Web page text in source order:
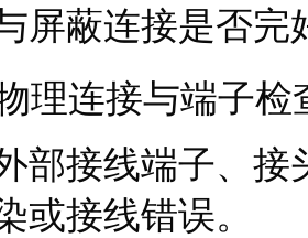
屏蔽连接是否完
理连接与端子检
部接线端子、
或接线错误。